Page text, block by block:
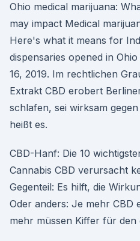
Ohio medical marijuana:
may impact Medical
Here's what it means for
dispensaries opened in
16, 2019. Im rechtlichen
Extrakt CBD erobert
schlafen, sei wirksam
heißt es.
CBD-Hanf: Die 10
Cannabis CBD verursacht
Gegenteil: Es hilft, die
Oder anders: Je mehr CBD
mehr müssen Kiffer für den